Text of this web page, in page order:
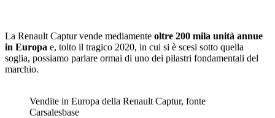
La Renault Captur vende mediamente oltre 200 mila unità annue
in Europa e, tolto il tragico 2020, in cui si è scesi sotto quella
soglia, possiamo parlare ormai di uno dei pilastri fondamentali del
marchio.
Vendite in Europa della Renault Captur, fonte
Carsalesbase